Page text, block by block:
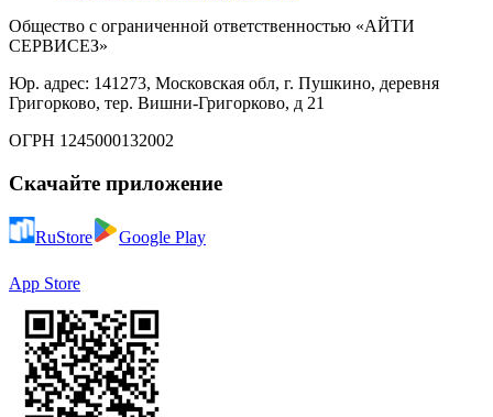
Общество с ограниченной ответственностью «АЙТИ
СЕРВИСЕЗ»
Юр. адрес: 141273, Московская обл, г. Пушкино, деревня
Григорково, тер. Вишни-Григорково, д 21
ОГРН 1245000132002
Скачайте приложение
RuStore Google Play
App Store